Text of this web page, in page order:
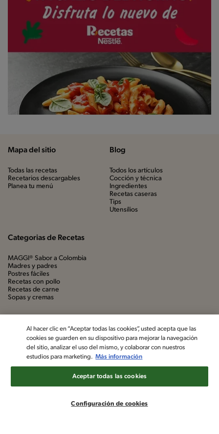
Mapa del sitio
Todas las recetas
Recetarios descargables
Planea tu menú
Blog
Todos los artículos
Cocción y técnica
Ingredientes
Recetas caseras
Tips
Utensílios
Categorias de Recetas
MAGGI® Sabor a Colombia
Madres y padres
Postres fáciles
Recetas con pollo
Recetas de carne
Sopas y cremas
©2022, Nestlé. Marcas registradas por Société dels Produits Nestlé,
Al hacer clic en “Aceptar todas las cookies”, usted acepta que las
cookies se guarden en su dispositivo para mejorar la navegación
del sitio, analizar el uso del mismo, y colaborar con nuestros
estudios para marketing. Más información
Configuración de cookies
Aceptar todas las cookies